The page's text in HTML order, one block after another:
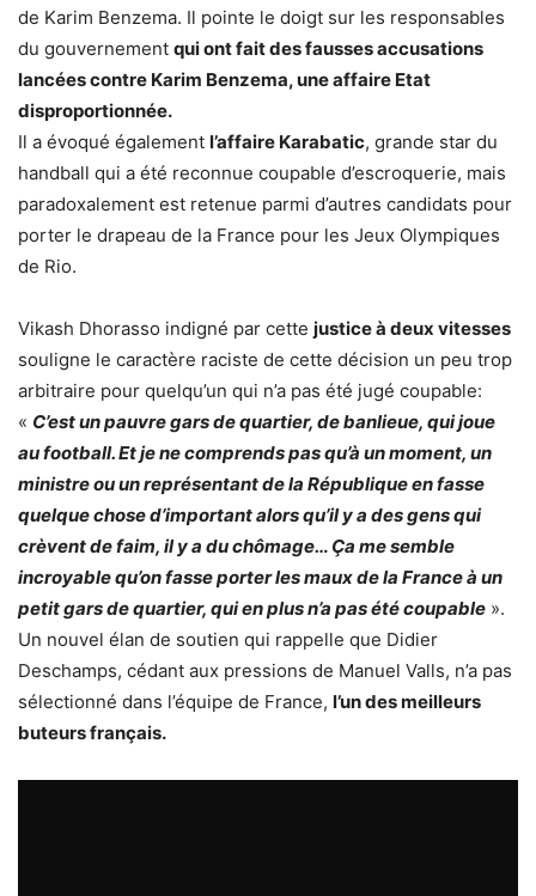
de Karim Benzema. Il pointe le doigt sur les responsables
du gouvernement qui ont fait des fausses accusations
lancées contre Karim Benzema, une affaire Etat
disproportionnée.
Il a évoqué également l’affaire Karabatic, grande star du
handball qui a été reconnue coupable d’escroquerie, mais
paradoxalement est retenue parmi d’autres candidats pour
porter le drapeau de la France pour les Jeux Olympiques
de Rio.
Vikash Dhorasso indigné par cette justice à deux vitesses
souligne le caractère raciste de cette décision un peu trop
arbitraire pour quelqu’un qui n’a pas été jugé coupable:
« C’est un pauvre gars de quartier, de banlieue, qui joue
au football. Et je ne comprends pas qu’à un moment, un
ministre ou un représentant de la République en fasse
quelque chose d’important alors qu’il y a des gens qui
crèvent de faim, il y a du chômage… Ça me semble
incroyable qu’on fasse porter les maux de la France à un
petit gars de quartier, qui en plus n’a pas été coupable ».
Un nouvel élan de soutien qui rappelle que Didier
Deschamps, cédant aux pressions de Manuel Valls, n’a pas
sélectionné dans l’équipe de France, l’un des meilleurs
buteurs français.